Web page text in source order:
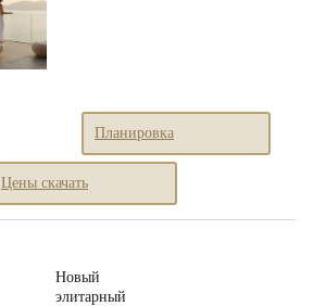
Планировка
Цены скачать
Новый
элитарный